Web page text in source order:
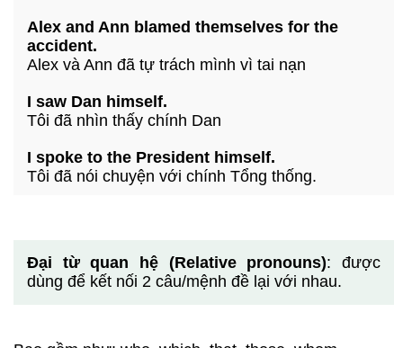
Alex and Ann blamed themselves for the
accident.
Alex và Ann đã tự trách mình vì tai nạn
I saw Dan himself.
Tôi đã nhìn thấy chính Dan
I spoke to the President himself.
Tôi đã nói chuyện với chính Tổng thống.
Đại từ quan hệ (Relative pronouns): được
dùng để kết nối 2 câu/mệnh đề lại với nhau.